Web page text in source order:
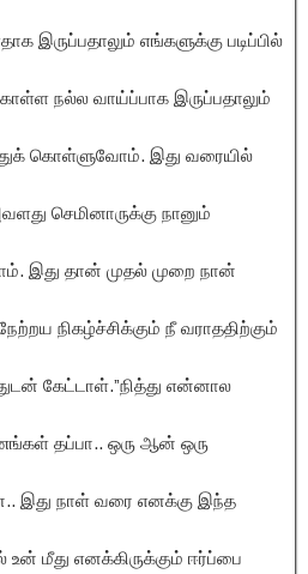
இருப்பதாலும் எங்களுக்கு படிப்பில்
நல்ல வாய்ப்பாக இருப்பதாலும்
கொள்ளுவோம். இது வரையில்
செமினாருக்கு நானும்
இது தான் முதல் முறை நான்
நிகழ்ச்சிக்கும் நீ வராததிற்கும்
கேட்டாள்.”நித்து என்னால
தப்பா.. ஒரு ஆன் ஒரு
இது நாள் வரை எனக்கு இந்த
மீது எனக்கிருக்கும் ஈர்ப்பை